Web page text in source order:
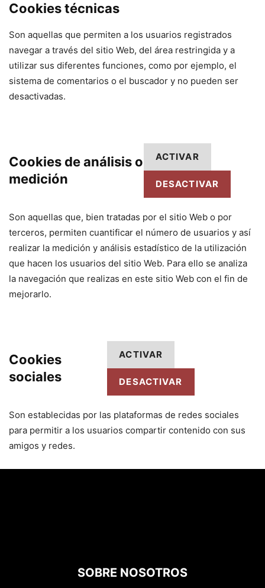
Cookies técnicas
Son aquellas que permiten a los usuarios registrados
navegar a través del sitio Web, del área restringida y a
utilizar sus diferentes funciones, como por ejemplo, el
sistema de comentarios o el buscador y no pueden ser
desactivadas.
Cookies de análisis o
medición
ACTIVAR
DESACTIVAR
Son aquellas que, bien tratadas por el sitio Web o por
terceros, permiten cuantificar el número de usuarios y así
realizar la medición y análisis estadístico de la utilización
que hacen los usuarios del sitio Web. Para ello se analiza
la navegación que realizas en este sitio Web con el fin de
mejorarlo.
Cookies
sociales
ACTIVAR
DESACTIVAR
Son establecidas por las plataformas de redes sociales
para permitir a los usuarios compartir contenido con sus
amigos y redes.
SOBRE NOSOTROS